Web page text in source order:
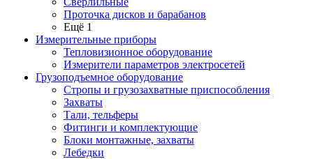
Проточка дисков и барабанов
Ещё 1
Измерительные приборы
Тепловизионное оборудование
Измерители параметров электросетей
Грузоподъемное оборудование
Стропы и грузозахватные приспособления
Захваты
Тали, тельферы
Фитинги и комплектующие
Блоки монтажные, захваты
Лебедки